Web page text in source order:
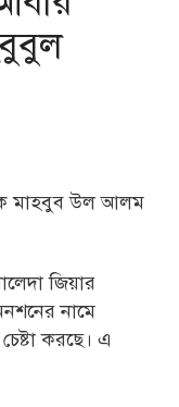
মাহবুব উল আলম
জিয়ার
নামে
করছে। এ